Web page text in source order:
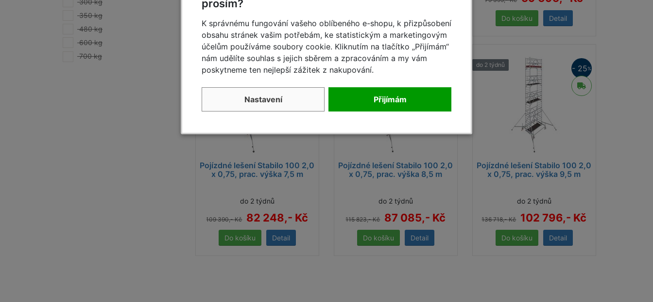
350 kg
480 kg
600 kg
700 kg
Detail Detail Detail
Pojízdné lešení Stabilo 100 2,0
x 0,75, prac. výška 7,5 m
do 2 týdnů
109 390,- Kč 82 248,- Kč
Detail
- 25%
Pojízdné lešení Stabilo 100 2,0
x 0,75, prac. výška 8,5 m
do 2 týdnů
do 2 týdnů
115 823,- Kč 87 085,- Kč
Detail
Pojízdné lešení Stabilo 100 2,0
x 0,75, prac. výška 9,5 m
do 2 týdnů
do 2 týdnů
136 718,- Kč 102 796,- Kč
Detail
- 25%
prosím?
K správnému fungování vašeho oblíbeného e-shopu, k přizpůsobení
obsahu stránek vašim potřebám, ke statistickým a marketingovým
účelům používáme soubory cookie. Kliknutím na tlačítko „Přijímám“
nám udělíte souhlas s jejich sběrem a zpracováním a my vám
poskytneme ten nejlepší zážitek z nakupování.
Nastavení Přijímám